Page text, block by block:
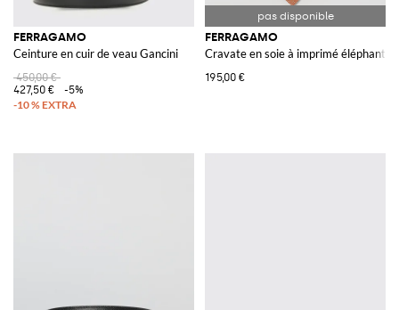
FERRAGAMO
Ceinture en cuir de veau Gancini
450,00 €
427,50 €
-5%
FERRAGAMO
Cravate en soie à imprimé éléphant
195,00 €